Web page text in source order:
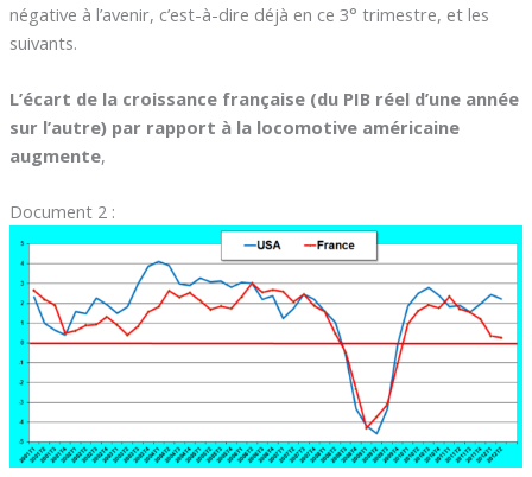
négative à l’avenir, c’est-à-dire déjà en ce 3° trimestre, et les
suivants.
L’écart de la croissance française (du PIB réel d’une année
sur l’autre) par rapport à la locomotive américaine
augmente,
Document 2 :